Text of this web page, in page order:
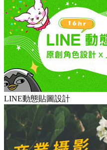
LINE動態貼圖設計